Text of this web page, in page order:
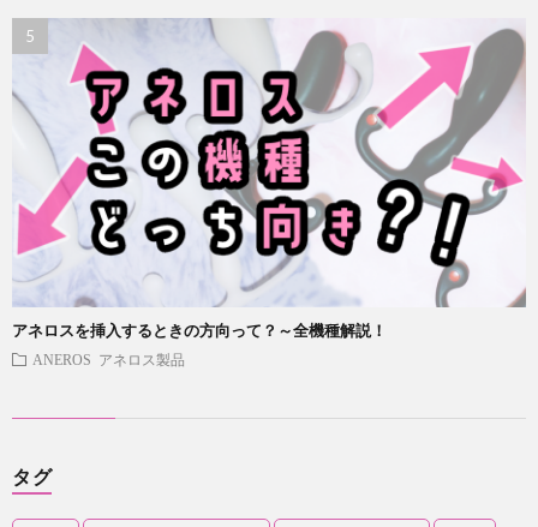
アネロスを挿入するときの方向って？～全機種解説！
ANEROS アネロス製品
タグ